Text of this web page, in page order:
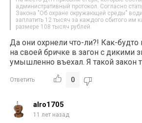
административный протокол. Согласно
Закона "Об охране окружающей среды"
заплатить 12 тысяч за каждого сбитого им
размере 108 тысяч рублей.
Да они охрнели что-ли?! Как-будто
на своей бричке в загон с дикими
умышленно въехал. Я такой закон
Ответить 0
alro1705
11 лет назад